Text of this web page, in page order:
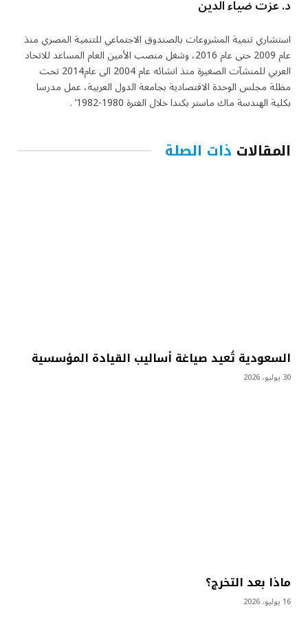
د. عزت ضياء الدين
استشاري تنمية المشروعات بالصندوق الاجتماعي للتنمية المصري منذ
عام 2009 حتى عام 2016، وشغل منصب الأمين العام المساعد للاتحاد
العربي للمنشآت الصغيرة منذ انشائه عام 2004 الى عام2014 تحت
مظلة مجلس الوحدة الاقتصادية بجامعة الدول العربية، عمل مدرسا
بكلية الهندسة ماك ماستر بكندا خلال الفترة 1980-1982’ .
المقالات ذات الصلة
السعودية تُعيد صياغة أساليب القيادة المؤسسية
30 يوليو، 2026
ماذا بعد التخرج؟
16 يوليو، 2026